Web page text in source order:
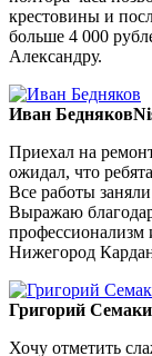
крестовины и
больше 4 000
Александру.
Иван Бедняков
Приехал на
ожидал, что
Все работы
Выражаю
профессионализм
Нижегород
Григорий
Хочу отметить